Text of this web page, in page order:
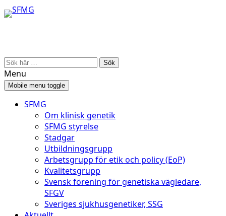
Skip
to
Skip
to
Search
for:
Menu
Mobile menu toggle
SFMG
Om klinisk genetik
SFMG styrelse
Stadgar
Utbildningsgrupp
Arbetsgrupp för etik och policy (EoP)
Kvalitetsgrupp
Svensk förening för genetiska vägledare,
SFGV
Sveriges sjukhusgenetiker, SSG